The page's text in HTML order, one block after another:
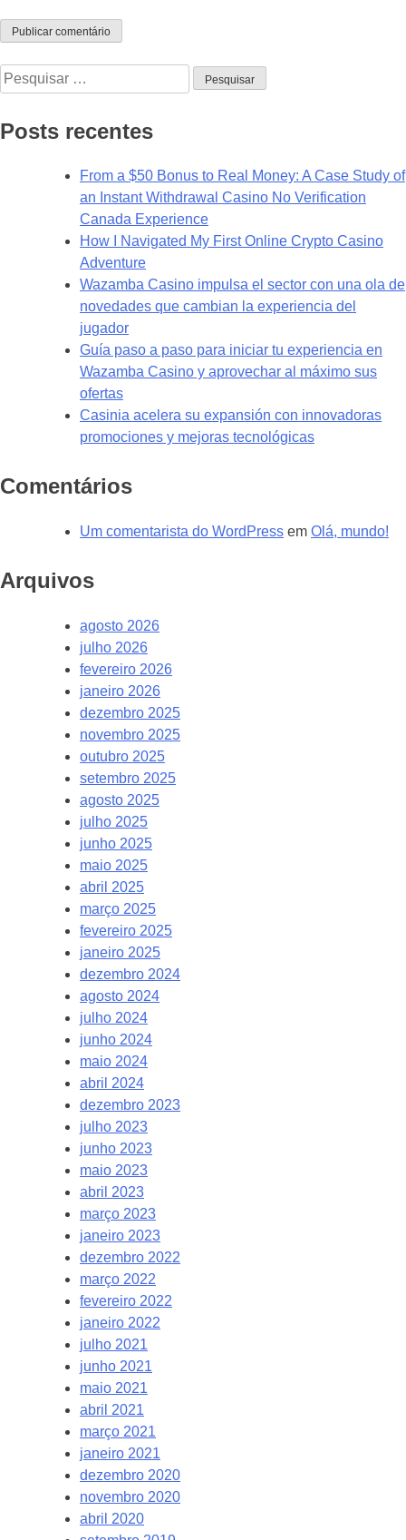
Pesquisar
por:
Posts recentes
From a $50 Bonus to Real Money: A Case Study of
an Instant Withdrawal Casino No Verification
Canada Experience
How I Navigated My First Online Crypto Casino
Adventure
Wazamba Casino impulsa el sector con una ola de
novedades que cambian la experiencia del
jugador
Guía paso a paso para iniciar tu experiencia en
Wazamba Casino y aprovechar al máximo sus
ofertas
Casinia acelera su expansión con innovadoras
promociones y mejoras tecnológicas
Comentários
Um comentarista do WordPress em Olá, mundo!
Arquivos
agosto 2026
julho 2026
fevereiro 2026
janeiro 2026
dezembro 2025
novembro 2025
outubro 2025
setembro 2025
agosto 2025
julho 2025
junho 2025
maio 2025
abril 2025
março 2025
fevereiro 2025
janeiro 2025
dezembro 2024
agosto 2024
julho 2024
junho 2024
maio 2024
abril 2024
dezembro 2023
julho 2023
junho 2023
maio 2023
abril 2023
março 2023
janeiro 2023
dezembro 2022
março 2022
fevereiro 2022
janeiro 2022
julho 2021
junho 2021
maio 2021
abril 2021
março 2021
janeiro 2021
dezembro 2020
novembro 2020
abril 2020